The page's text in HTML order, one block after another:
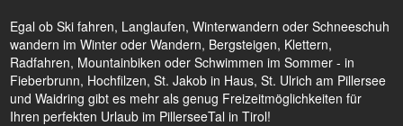
Egal ob Ski fahren, Langlaufen, Winterwandern oder Schneeschuh
wandern im Winter oder Wandern, Bergsteigen, Klettern,
Radfahren, Mountainbiken oder Schwimmen im Sommer - in
Fieberbrunn, Hochfilzen, St. Jakob in Haus, St. Ulrich am Pillersee
und Waidring gibt es mehr als genug Freizeitmöglichkeiten für
Ihren perfekten Urlaub im PillerseeTal in Tirol!